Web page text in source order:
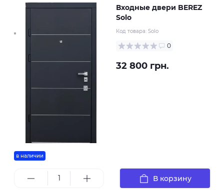
в наличии
Входные двери BEREZ
Solo
Код товара: Solo
0
32 800 грн.
В корзину